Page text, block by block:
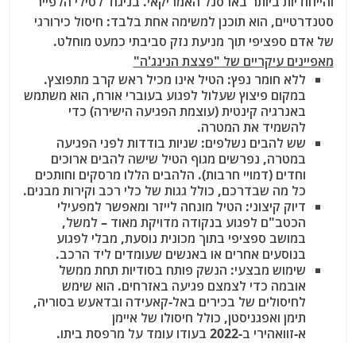
סטנדרטיים, הוא תוכנן למשימה אחת בלבד: חיסול כירורגי
של אדם ספציפי תוך מניעת נזק סביבתי כמעט מוחלט.
מאפיינים עיקריים של "פצצת הנינג'ה"
ללא חומר נפץ: הטיל אינו מכיל ראש קרב מתפוצץ.
במקום פיצוץ שעלול לפגוע בעוברי אורח, הוא משתמש
באנרגיה קינטית (עוצמת הפגיעה הישירה) כדי
להשמיד את המטרה.
שש להבים נשלפים: שניות בודדות לפני הפגיעה
במטרה, נפרשים מגוף הטיל שישה להבים ארוכים
וחדים (דמויי חרבות). הלהבים הללו מרסקים וחותכים
כל מה שבדרכם, כולל גגות של כלי רכב וקירות מבנים.
דיוק קיצוני: הטיל מונחה לייזר ומאפשר למפעילי
הכטב"ם לפגוע בנקודה מדויקת מאוד – למשל,
במושב ספציפי בתוך מכונית נוסעת, מבלי לפגוע
בנוסעים אחרים או באנשים שעומדים ליד הרכב.
שימוש מבצעי: הנשק פותח בסודיות תחת ממשל
אובמה כדי לצמצם פגיעה באזרחים. הוא שימש
לחיסולים של בכירים באל-קאעידה ובדאעש בסוריה,
תימן ואפגניסטן, כולל חיסולו של איימן
א-זוואהירי ב-2022 בעודו עומד על מרפסת ביתו.